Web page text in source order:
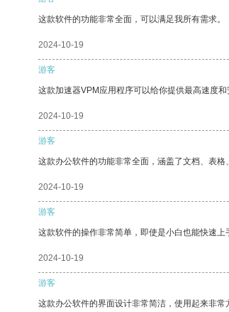
这款软件的功能非常全面，可以满足我所有需求。
2024-10-19
游客
这款加速器VPM应用程序可以给你提供最高速度
2024-10-19
游客
这款办公软件的功能非常全面，涵盖了文档、表
2024-10-19
游客
这款软件的操作非常简单，即使是小白也能快速上
2024-10-19
游客
这款办公软件的界面设计非常简洁，使用起来非常